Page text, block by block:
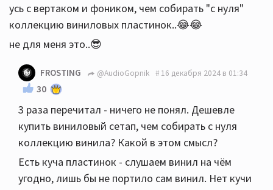
усь с вертаком и фоником, чем собирать "с нуля"
коллекцию виниловых пластинок..😂😂
не для меня это..😎
FROSTING @AudioGopnik 16 декабря 2024 в 01:34
30
3 раза перечитал - ничего не понял. Дешевле
купить виниловый сетап, чем собирать с нуля
коллекцию винила? Какой в этом смысл?
Есть куча пластинок - слушаем винил на чём
угодно, лишь бы не портило сам винил. Нет кучи